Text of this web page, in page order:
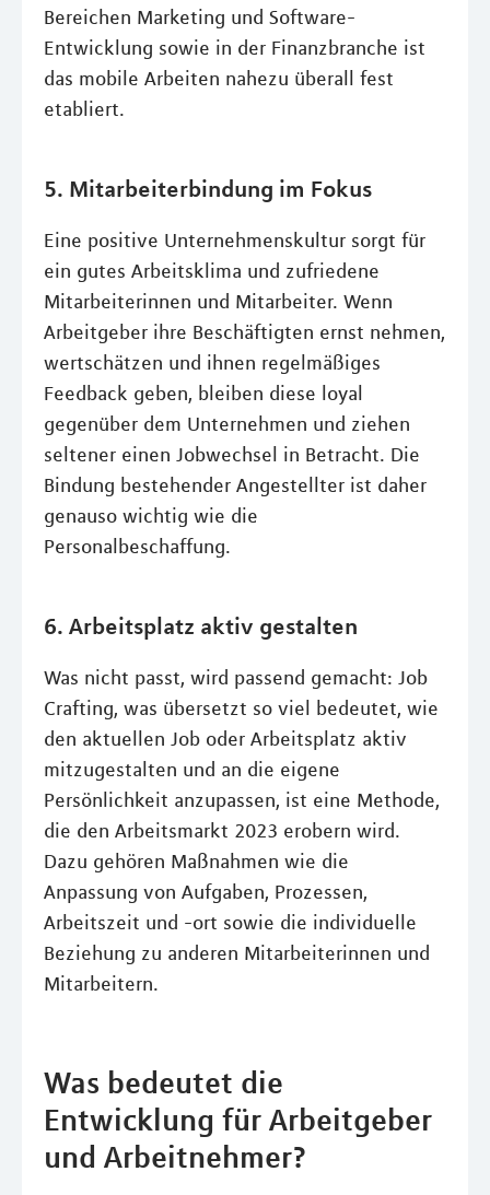
Bereichen Marketing und Software-
Entwicklung sowie in der Finanzbranche ist
das mobile Arbeiten nahezu überall fest
etabliert.
5. Mitarbeiterbindung im Fokus
Eine positive Unternehmenskultur sorgt für
ein gutes Arbeitsklima und zufriedene
Mitarbeiterinnen und Mitarbeiter. Wenn
Arbeitgeber ihre Beschäftigten ernst nehmen,
wertschätzen und ihnen regelmäßiges
Feedback geben, bleiben diese loyal
gegenüber dem Unternehmen und ziehen
seltener einen Jobwechsel in Betracht. Die
Bindung bestehender Angestellter ist daher
genauso wichtig wie die
Personalbeschaffung.
6. Arbeitsplatz aktiv gestalten
Was nicht passt, wird passend gemacht: Job
Crafting, was übersetzt so viel bedeutet, wie
den aktuellen Job oder Arbeitsplatz aktiv
mitzugestalten und an die eigene
Persönlichkeit anzupassen, ist eine Methode,
die den Arbeitsmarkt 2023 erobern wird.
Dazu gehören Maßnahmen wie die
Anpassung von Aufgaben, Prozessen,
Arbeitszeit und -ort sowie die individuelle
Beziehung zu anderen Mitarbeiterinnen und
Mitarbeitern.
Was bedeutet die
Entwicklung für Arbeitgeber
und Arbeitnehmer?